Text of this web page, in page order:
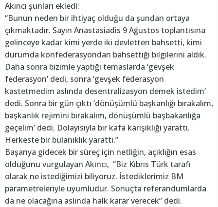
Akıncı şunları ekledi:
“Bunun neden bir ihtiyaç olduğu da şundan ortaya
çıkmaktadır. Sayın Anastasiadis 9 Ağustos toplantısına
gelinceye kadar kimi yerde iki devletten bahsetti, kimi
durumda konfederasyondan bahsettiği bilgilerini aldık.
Daha sonra bizimle yaptığı temaslarda ‘gevşek
federasyon’ dedi, sonra ‘gevşek federasyon
kastetmedim aslında desentralizasyon demek istedim’
dedi. Sonra bir gün çıktı ‘dönüşümlü başkanlığı bırakalım,
başkanlık rejimini bırakalım, dönüşümlü başbakanlığa
geçelim’ dedi. Dolayısıyla bir kafa karışıklığı yarattı.
Herkeste bir bulanıklık yarattı.”
Başarıya gidecek bir süreç için netliğin, açıklığın esas
olduğunu vurgulayan Akıncı, “Biz Kıbrıs Türk tarafı
olarak ne istediğimizi biliyoruz. İstediklerimiz BM
parametreleriyle uyumludur. Sonuçta referandumlarda
da ne olacağına aslında halk karar verecek” dedi.